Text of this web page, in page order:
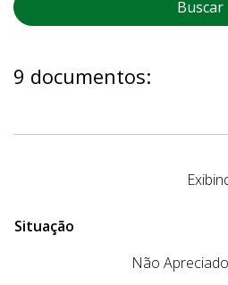
Buscar
9 documentos:
Situação
Não